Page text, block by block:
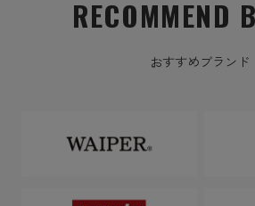
RECOMMEND
おすすめブランド